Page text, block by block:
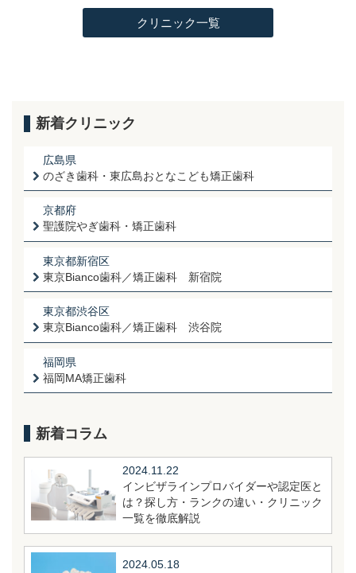
クリニック一覧
新着クリニック
広島県
のざき歯科・東広島おとなこども矯正歯科
京都府
聖護院やぎ歯科・矯正歯科
東京都新宿区
東京Bianco歯科／矯正歯科 新宿院
東京都渋谷区
東京Bianco歯科／矯正歯科 渋谷院
福岡県
福岡MA矯正歯科
新着コラム
2024.11.22
インビザラインプロバイダーや認定医と
は？探し方・ランクの違い・クリニック
一覧を徹底解説
2024.05.18